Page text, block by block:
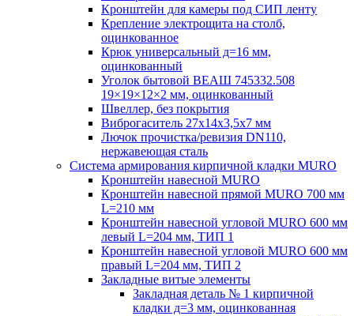
Кронштейн для камеры под СИП ленту
Крепление электрощита на столб,
оцинкованное
Крюк универсальный д=16 мм,
оцинкованный
Уголок бытовой ВЕАШ 745332.508
19×19×12×2 мм, оцинкованный
Швеллер, без покрытия
Виброгаситель 27х14х3,5х7 мм
Лючок прочистка/ревизия DN110,
нержавеющая сталь
Система армирования кирпичной кладки MURO
Кронштейн навесной MURO
Кронштейн навесной прямой MURO 700 мм
L=210 мм
Кронштейн навесной угловой MURO 600 мм
левый L=204 мм, ТИП 1
Кронштейн навесной угловой MURO 600 мм
правый L=204 мм, ТИП 2
Закладные витые элементы
Закладная деталь № 1 кирпичной
кладки д=3 мм, оцинкованная